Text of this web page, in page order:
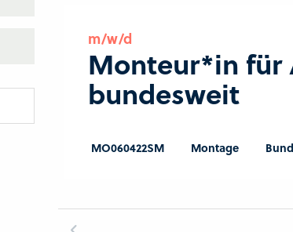
m/w/d
Monteur*in für
bundesweit
MO060422SM Montage